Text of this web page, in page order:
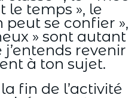
le temps », le
peut se confier »,
» sont autant
revenir
à ton sujet.
fin de l’activité